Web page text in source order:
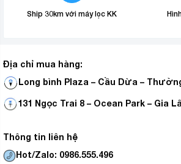
Ship 30km với máy lọc KK
Địa chỉ mua hàng:
Long bình Plaza – Cầu Dừa –
131 Ngọc Trai 8 – Ocean Park – Gia
Thông tin liên hệ
Hot/Zalo: 0986.555.496